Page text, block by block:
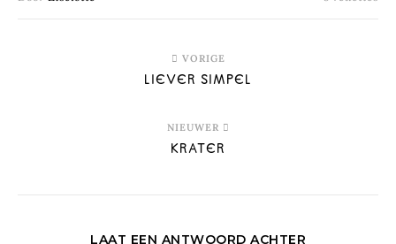
VORIGE
LIEVER SIMPEL
NIEUWER
KRATER
LAAT EEN ANTWOORD ACHTER